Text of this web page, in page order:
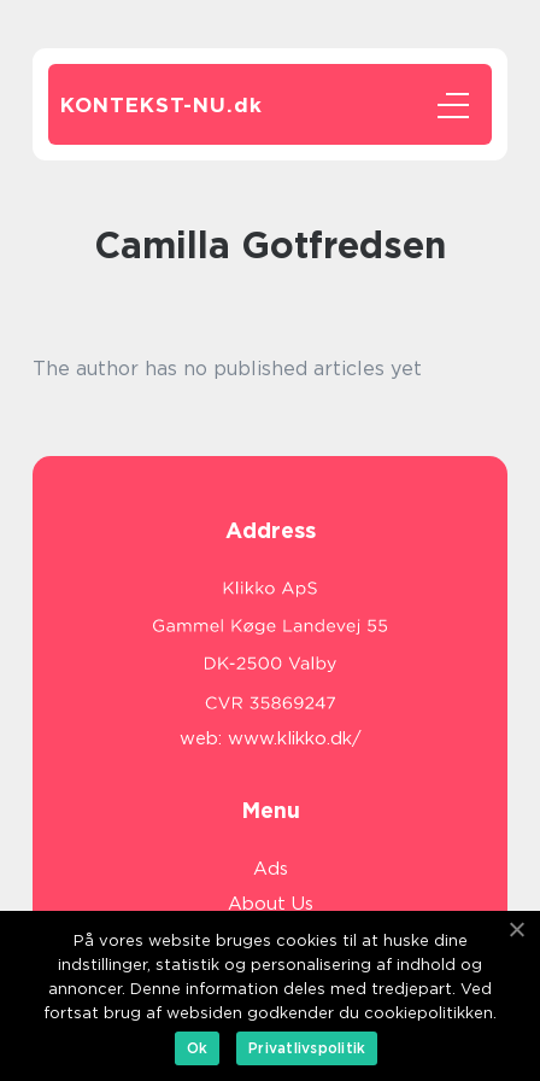
KONTEKST-NU.dk
Camilla Gotfredsen
The author has no published articles yet
Address
web: www.klikko.dk/
Menu
Ads
About Us
Cookies
Contact
Sitemap
På vores website bruges cookies til at huske dine
indstillinger, statistik og personalisering af indhold og
annoncer. Denne information deles med tredjepart. Ved
fortsat brug af websiden godkender du cookiepolitikken.
Ok
Privatlivspolitik